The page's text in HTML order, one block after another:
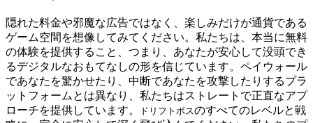
隠れた料金や邪魔な広告ではなく、楽しみだけが通貨である
ゲーム空間を想像してみてください。私たちは、本当に無料
の体験を提供すること、つまり、あなたが安心して没頭でき
るデジタルなおもてなしの形を信じています。ペイウォール
であなたを驚かせたり、中断であなたを攻撃したりするプラ
ットフォームとは異なり、私たちはストレートで正直なアプ
ローチを提供しています。
ドリフトボスのすべてのレベルと戦